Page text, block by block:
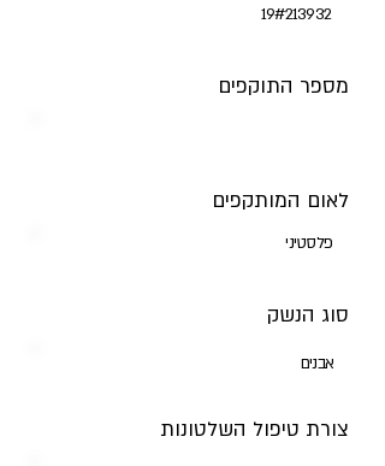
19#213932
מספר התוקפים
לאום המותקפים
פלסטיני
סוג הנשק
אבנים
צורת טיפול השלטונות